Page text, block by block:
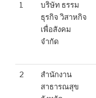
1
บริษัท ธรรม
ธุรกิจ วิสาหกิจ
เพื่อสังคม
จำกัด
2
สำนักงาน
สาธารณสุข